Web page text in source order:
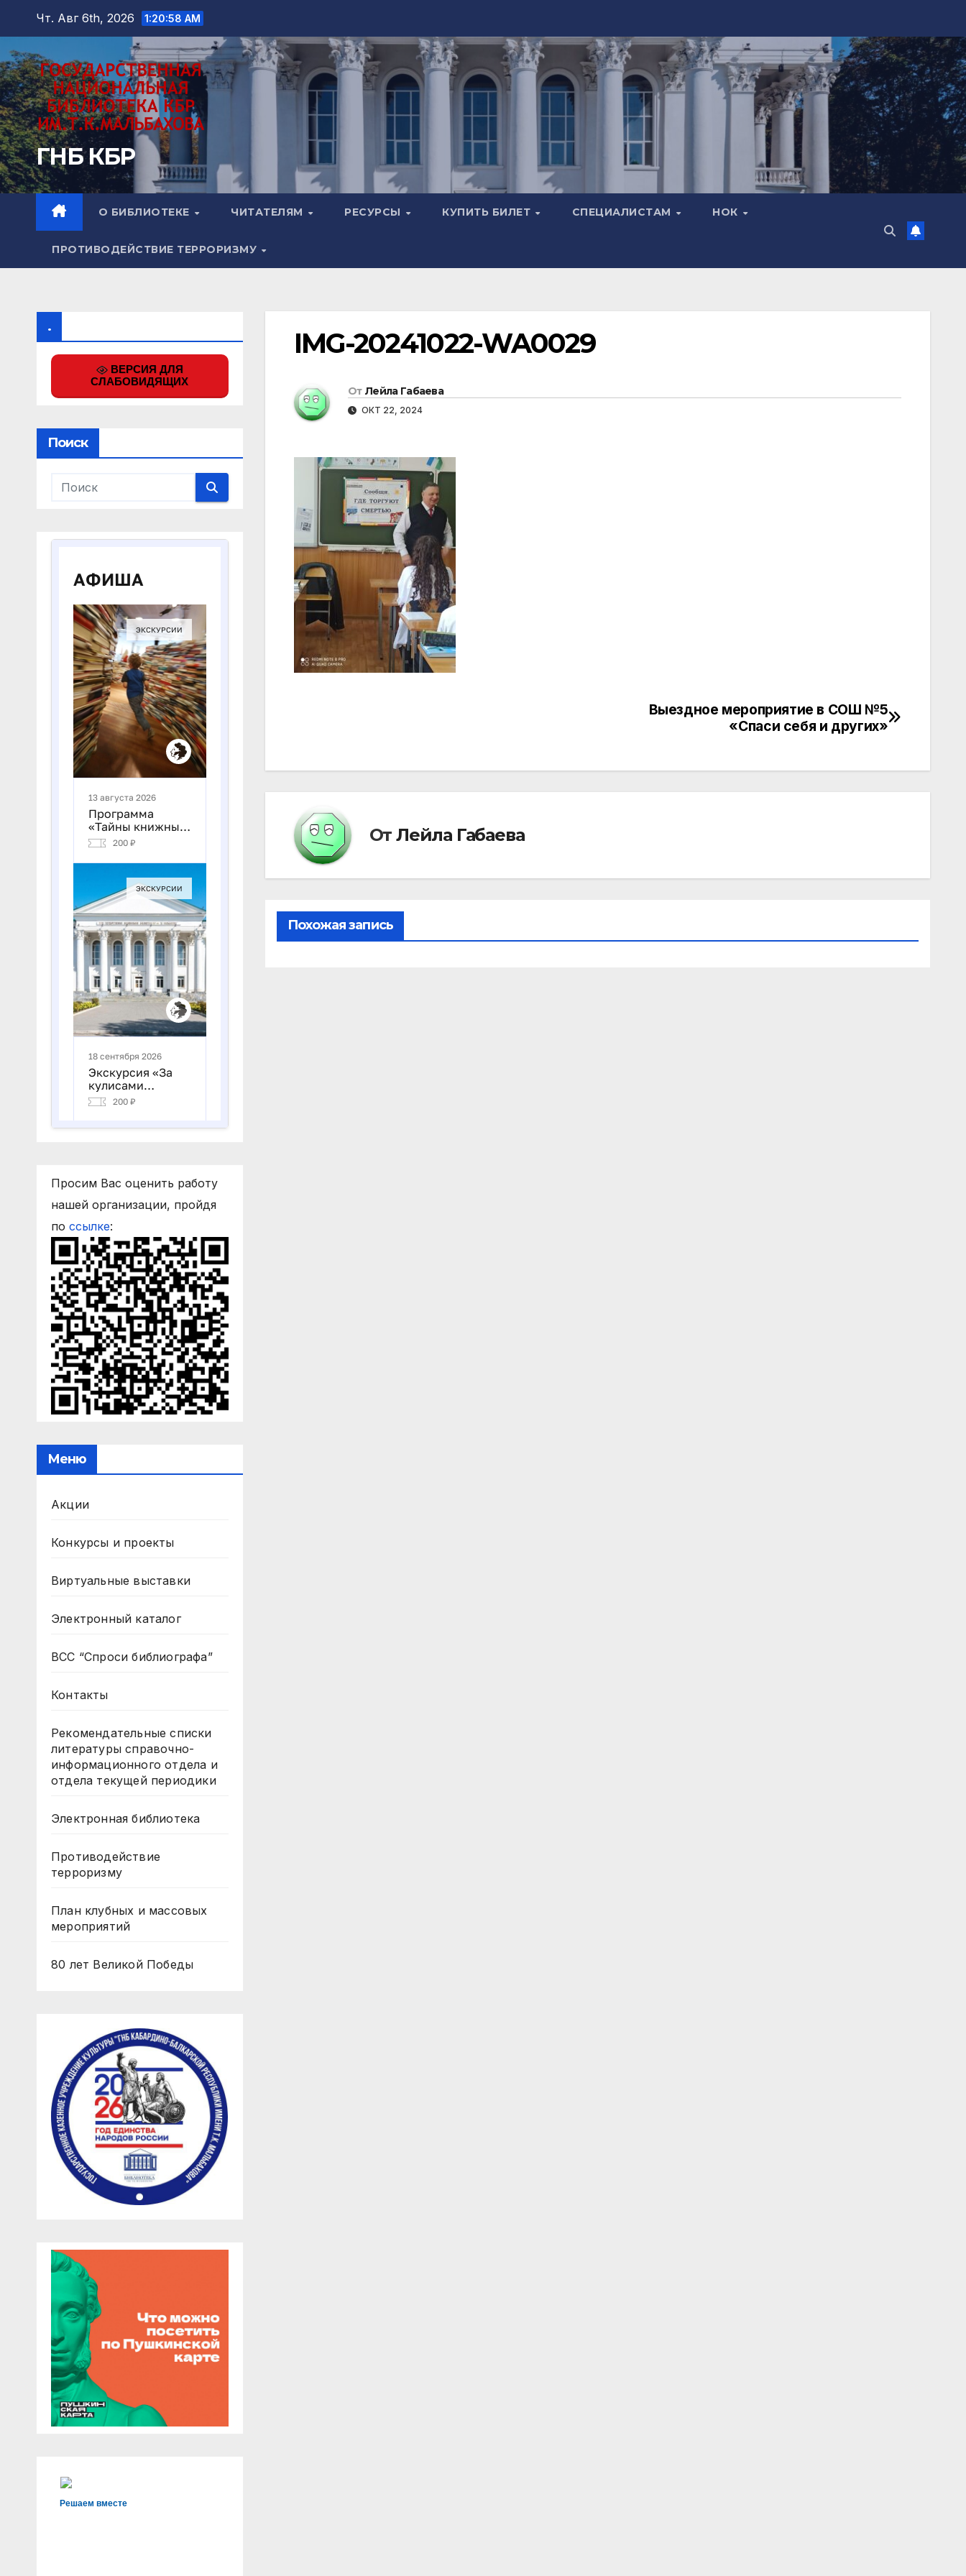
Перейти
содержимому
Чт. Авг 6th, 2026 1:20:59 AM
ГНБ КБР
О БИБЛИОТЕКЕ ЧИТАТЕЛЯМ РЕСУРСЫ КУПИТЬ БИЛЕТ СПЕЦИАЛИСТАМ НОК
ПРОТИВОДЕЙСТВИЕ ТЕРРОРИЗМУ
.
ВЕРСИЯ ДЛЯ
СЛАБОВИДЯЩИХ
Поиск
Просим Вас оценить работу
нашей организации, пройдя
по ссылке:
Меню
Акции
Конкурсы и проекты
Виртуальные выставки
Электронный каталог
ВСС “Спроси библиографа”
Контакты
Рекомендательные списки
литературы справочно-
информационного отдела и
отдела текущей периодики
Электронная библиотека
Противодействие
терроризму
План клубных и массовых
мероприятий
80 лет Великой Победы
Решаем вместе
IMG-20241022-WA0029
От Лейла Габаева
ОКТ 22, 2024
записям
Выездное мероприятие в СОШ №5
«Спаси себя и других»
От Лейла Габаева
Похожая запись